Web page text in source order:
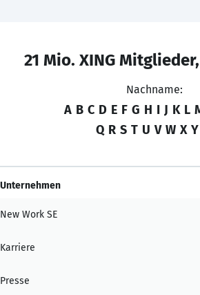
21 Mio. XING
Nachname:
A B C D E F G H I J K L
Q R S T U V W X Y
Unternehmen
New Work SE
Karriere
Presse